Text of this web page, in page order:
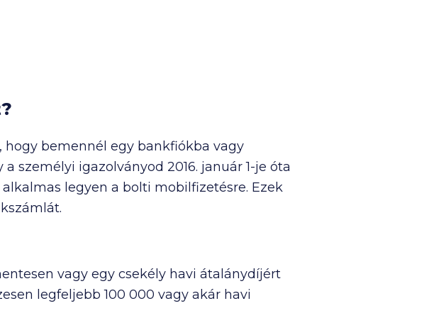
hogy bemennél egy bankfiókba vagy
személyi igazolványod 2016. január 1-je óta
legyen a bolti mobilfizetésre. Ezek
vagy egy csekély havi átalánydíjért
legfeljebb 100 000 vagy akár havi